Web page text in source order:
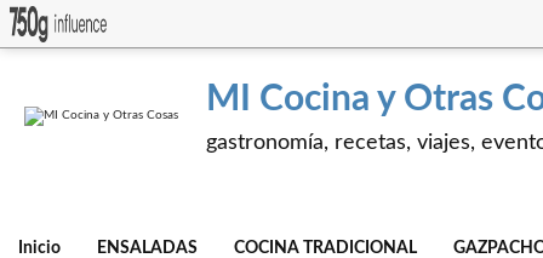
MI Cocina y Otras
gastronomía, recetas, viajes,
Inicio ENSALADAS COCINA TRADICIONAL